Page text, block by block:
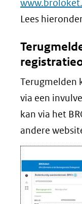
Lees
Terugmelden
via een
kan via het
andere